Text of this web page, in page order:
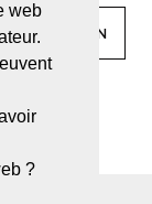
web
?